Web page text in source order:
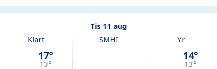
Tis 11 aug
Klart
17°
13°
SMHI Yr
14°
13°